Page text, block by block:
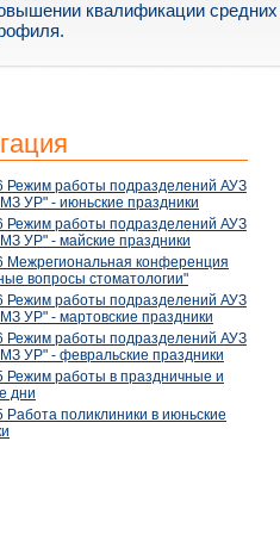
квалификации средних
Режим работы подразделений АУЗ
УР" - июньские праздники
Режим работы подразделений АУЗ
УР" - майские праздники
Межрегиональная конференция
вопросы стоматологии"
Режим работы подразделений АУЗ
УР" - мартовские праздники
Режим работы подразделений АУЗ
УР" - февральские праздники
Режим работы в праздничные и
дни
Работа поликлиники в июньские